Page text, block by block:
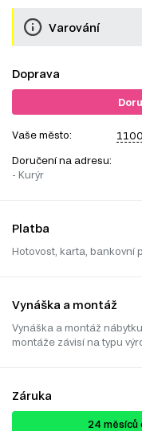
Varování
Doprava
Vaše město:
Doručení na adresu:
- Kurýr
Platba
Hotovost, karta, bankovní
Vynáška a montáž
Vynáška a montáž
montáže závisí na typu
Záruka
24 ​​​​měsíců